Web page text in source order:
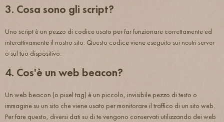
3. Cosa sono gli script?
Uno script è un pezzo di codice usato per far funzionare correttamente ed
interattivamente il nostro sito. Questo codice viene eseguito sui nostri server
o sul tuo dispositivo.
4. Cos'è un web beacon?
Un web beacon (o pixel tag) è un piccolo, invisibile pezzo di testo o
immagine su un sito che viene usato per monitorare il traffico di un sito web.
Per fare questo, diversi dati su di te vengono conservati utilizzando dei web